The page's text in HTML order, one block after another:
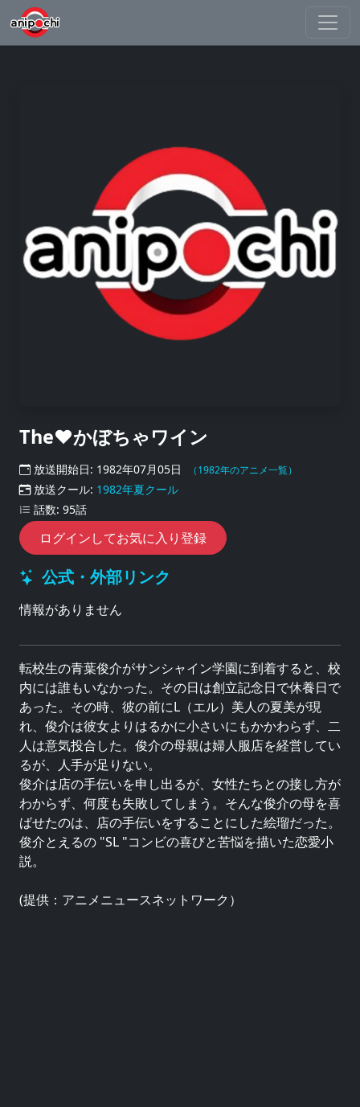
The♥かぼちゃワイン
放送開始日: 1982年07月05日 （1982年のアニメ一覧）
放送クール: 1982年夏クール
話数: 95話
ログインしてお気に入り登録
公式・外部リンク
情報がありません
転校生の青葉俊介がサンシャイン学園に到着すると、校
内には誰もいなかった。その日は創立記念日で休養日で
あった。その時、彼の前にL（エル）美人の夏美が現
れ、俊介は彼女よりはるかに小さいにもかかわらず、二
人は意気投合した。俊介の母親は婦人服店を経営してい
るが、人手が足りない。
俊介は店の手伝いを申し出るが、女性たちとの接し方が
わからず、何度も失敗してしまう。そんな俊介の母を喜
ばせたのは、店の手伝いをすることにした絵瑠だった。
俊介とえるの "SL "コンビの喜びと苦悩を描いた恋愛小
説。
(提供：アニメニュースネットワーク）